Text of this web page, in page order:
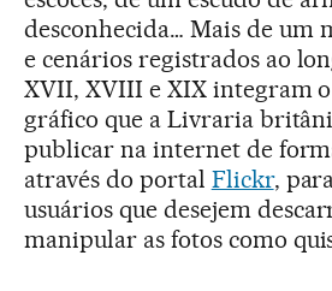
desconhecida… Mais de um
e cenários registrados ao
XVII, XVIII e XIX integram
gráfico que a Livraria
publicar na internet de
através do portal Flickr,
usuários que desejem
manipular as fotos como